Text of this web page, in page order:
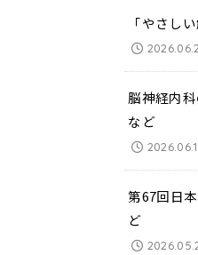
「やさし
脳神経内
など
第67回日
ど